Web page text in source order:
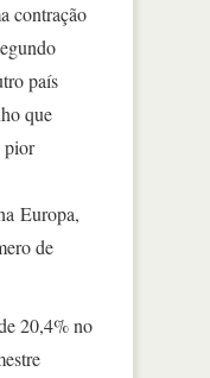
contração
país
que
pior
Europa,
de
20,4% no